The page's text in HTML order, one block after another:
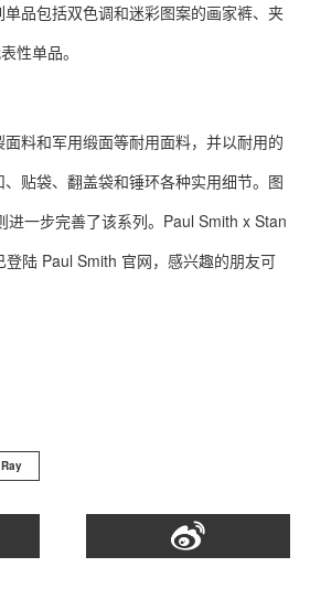
生 活
科 技
品包括双色调和迷彩图案的画家裤、夹
性单品。
料和军用缎面等耐用面料，并以耐用的
贴袋、翻盖袋和锤环各种实用细节。图
进一步完善了该系列。Paul Smith x Stan
陆 Paul Smith 官网，感兴趣的朋友可